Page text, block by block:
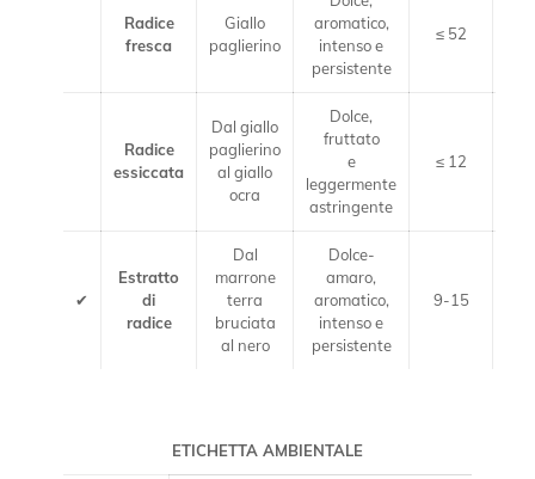
Radice
fresca
Giallo
paglierino
aromatico,
intenso e
persistente
≤ 52
Radice
essiccata
Dal giallo
paglierino
al giallo
ocra
Dolce,
fruttato
e
leggermente
astringente
≤ 12
✔
Estratto
di
radice
Dal
marrone
terra
bruciata
al nero
Dolce-
amaro,
aromatico,
intenso e
persistente
9-15
ETICHETTA AMBIENTALE